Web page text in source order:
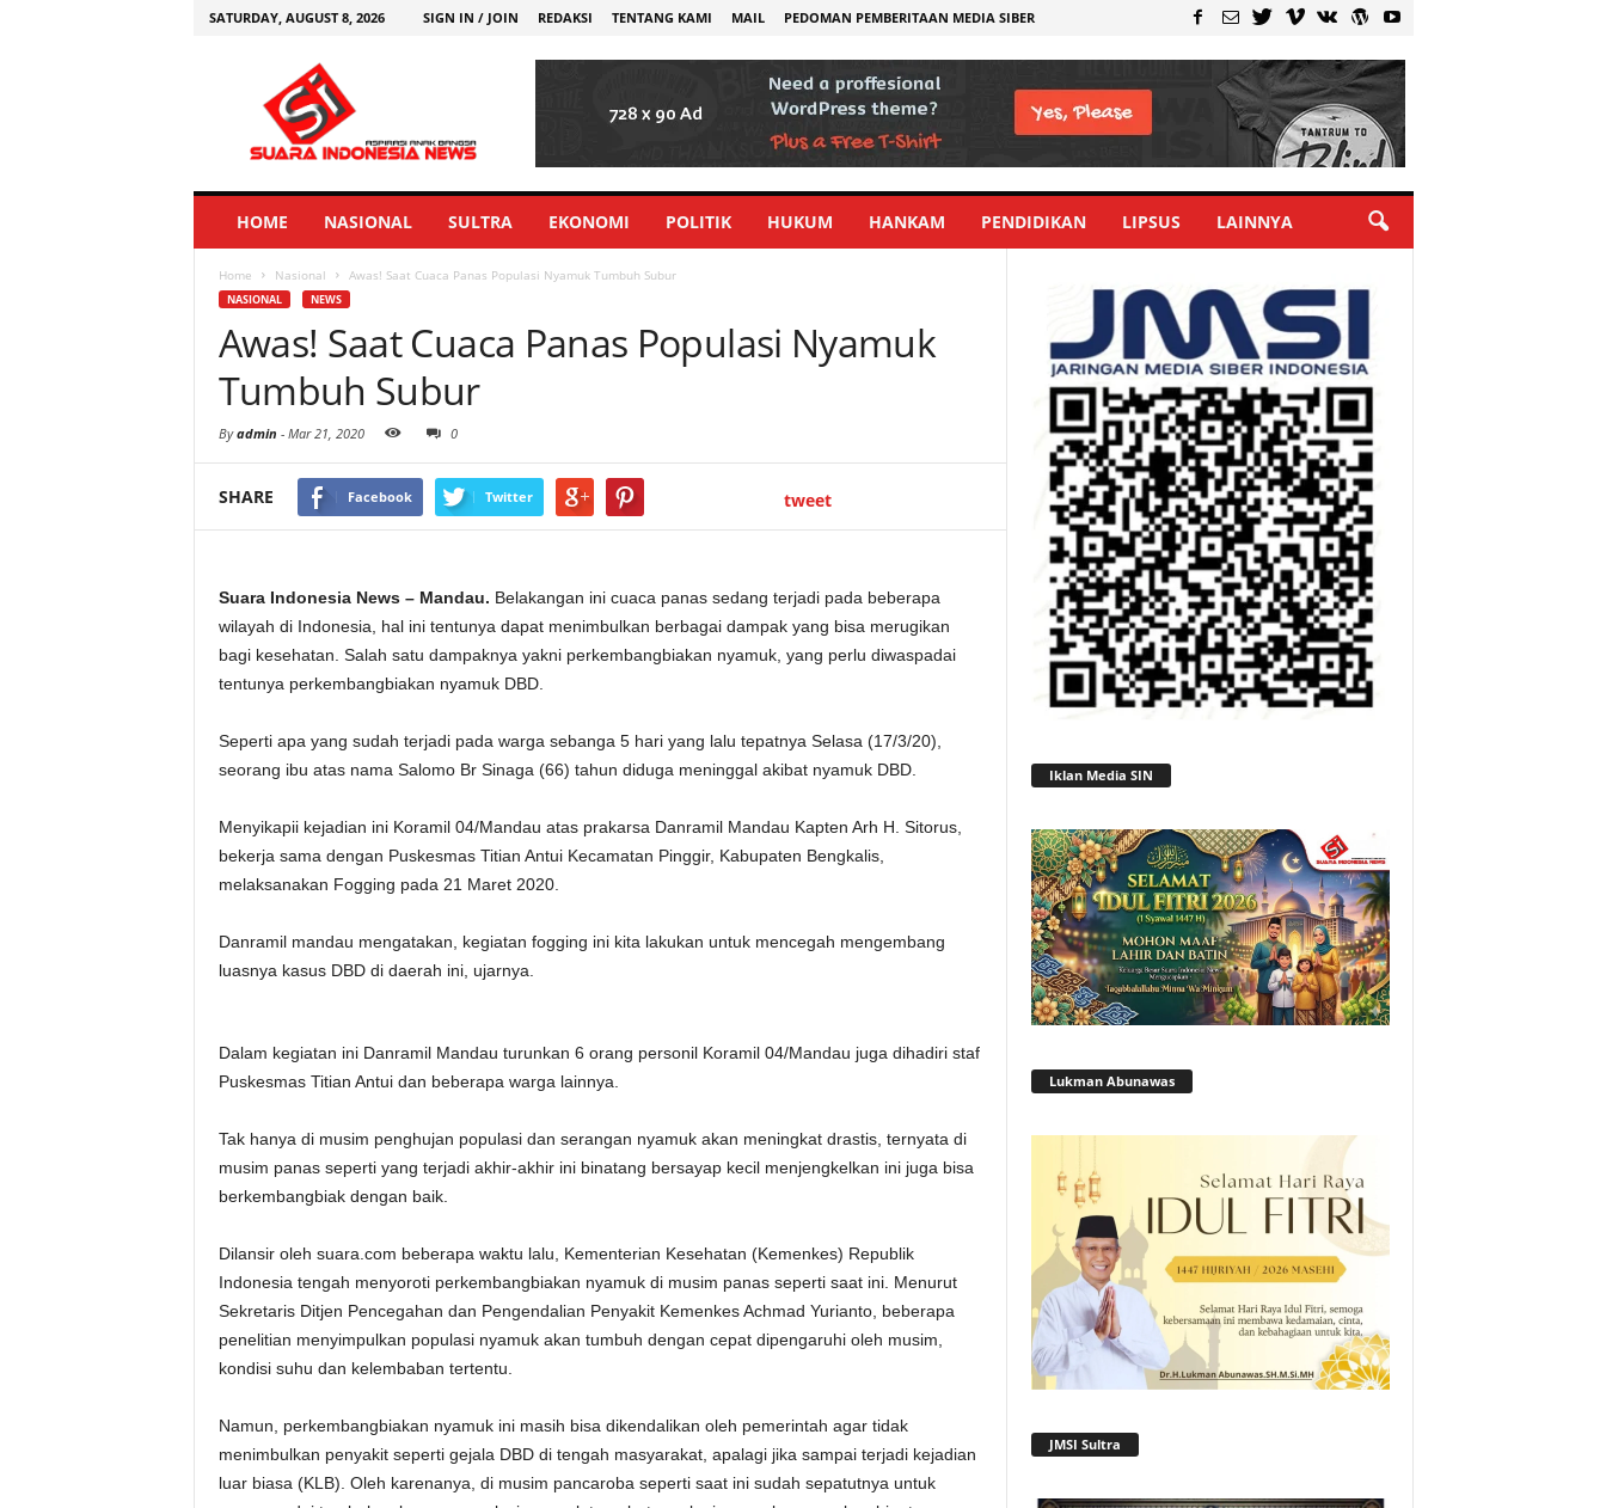
SATURDAY, AUGUST 8, 2026 SIGN IN / JOIN REDAKSI TENTANG KAMI MAIL PEDOMAN PEMBERITAAN MEDIA SIBER
HOME NASIONAL SULTRA EKONOMI POLITIK HUKUM HANKAM PENDIDIKAN LIPSUS LAINNYA
Home Nasional Awas! Saat Cuaca Panas Populasi Nyamuk Tumbuh Subur
NASIONAL NEWS
Awas! Saat Cuaca Panas Populasi Nyamuk
Tumbuh Subur
Byadmin - Mar 21, 2020 0
SHARE Facebook Twitter tweet
Suara Indonesia News – Mandau. Belakangan ini cuaca panas sedang terjadi pada beberapa
wilayah di Indonesia, hal ini tentunya dapat menimbulkan berbagai dampak yang bisa merugikan
bagi kesehatan. Salah satu dampaknya yakni perkembangbiakan nyamuk, yang perlu diwaspadai
tentunya perkembangbiakan nyamuk DBD.
Seperti apa yang sudah terjadi pada warga sebanga 5 hari yang lalu tepatnya Selasa (17/3/20),
seorang ibu atas nama Salomo Br Sinaga (66) tahun diduga meninggal akibat nyamuk DBD.
Menyikapii kejadian ini Koramil 04/Mandau atas prakarsa Danramil Mandau Kapten Arh H. Sitorus,
bekerja sama dengan Puskesmas Titian Antui Kecamatan Pinggir, Kabupaten Bengkalis,
melaksanakan Fogging pada 21 Maret 2020.
Danramil mandau mengatakan, kegiatan fogging ini kita lakukan untuk mencegah mengembang
luasnya kasus DBD di daerah ini, ujarnya.
Dalam kegiatan ini Danramil Mandau turunkan 6 orang personil Koramil 04/Mandau juga dihadiri staf
Puskesmas Titian Antui dan beberapa warga lainnya.
Tak hanya di musim penghujan populasi dan serangan nyamuk akan meningkat drastis, ternyata di
musim panas seperti yang terjadi akhir-akhir ini binatang bersayap kecil menjengkelkan ini juga bisa
berkembangbiak dengan baik.
Dilansir oleh suara.com beberapa waktu lalu, Kementerian Kesehatan (Kemenkes) Republik
Indonesia tengah menyoroti perkembangbiakan nyamuk di musim panas seperti saat ini. Menurut
Sekretaris Ditjen Pencegahan dan Pengendalian Penyakit Kemenkes Achmad Yurianto, beberapa
penelitian menyimpulkan populasi nyamuk akan tumbuh dengan cepat dipengaruhi oleh musim,
kondisi suhu dan kelembaban tertentu.
Namun, perkembangbiakan nyamuk ini masih bisa dikendalikan oleh pemerintah agar tidak
menimbulkan penyakit seperti gejala DBD di tengah masyarakat, apalagi jika sampai terjadi kejadian
luar biasa (KLB). Oleh karenanya, di musim pancaroba seperti saat ini sudah sepatutnya untuk
Iklan Media SIN
Lukman Abunawas
JMSI Sultra